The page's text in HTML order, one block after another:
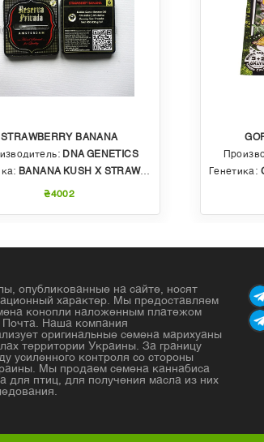
STRAWBERRY BANANA
DNA GENETICS
BANANA KUSH X STRAWBERRY PHENO OF BUBBLE GUM
₴4002
Генетика:
опубликованные на сайте, носят
характер. Мы предоставляем
конопли наложенным платежом
Почта. Наша компания
оригинальные семена марихуаны
территории Украины. За границу
усиленного контроля со стороны
Мы продаем семена каннабиса
для птиц, для получения масла из них